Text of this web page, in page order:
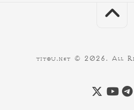
titou.net © 2026. All